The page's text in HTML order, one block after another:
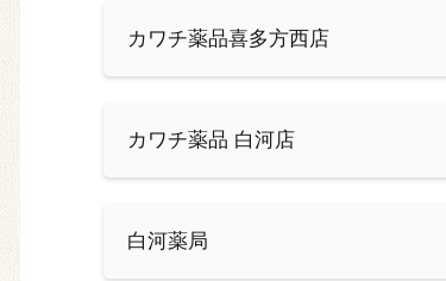
カワチ薬品喜多方西店
カワチ薬品 白河店
白河薬局